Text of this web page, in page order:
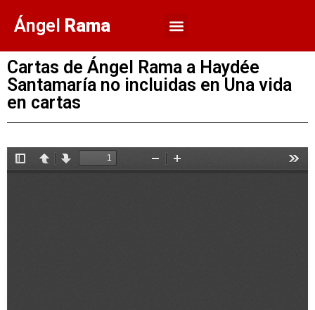
Ángel Rama
Cartas de Ángel Rama a Haydée
Santamaría no incluidas en Una vida
en cartas